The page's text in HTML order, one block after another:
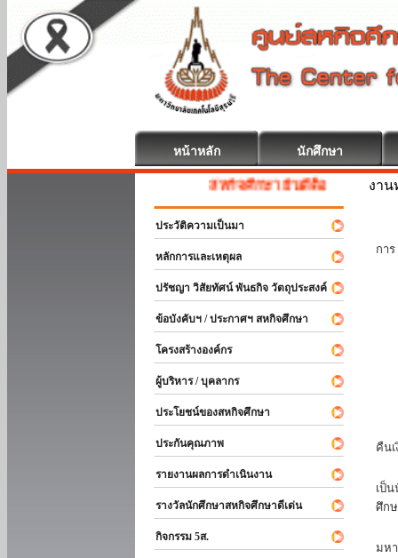
หน้าหลัก นักศึกษา
สหกิจศึกษา ยินดีต้อนรับ
ประวัติความเป็นมา
หลักการและเหตุผล
ปรัชญา วิสัยทัศน์ พันธกิจ วัตถุประสงค์
ข้อบังคับฯ / ประกาศฯ สหกิจศึกษา
โครงสร้างองค์กร
ผู้บริหาร / บุคลากร
ประโยชน์ของสหกิจศึกษา
ประกันคุณภาพ
รายงานผลการดำเนินงาน
รางวัลนักศึกษาสหกิจศึกษาดีเด่น
กิจกรรม 5ส.
งา
กา
คืน
เป็
ศึก
มห